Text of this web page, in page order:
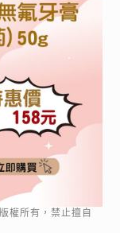
權所有，禁止擅自